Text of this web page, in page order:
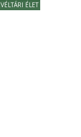
ÉLET